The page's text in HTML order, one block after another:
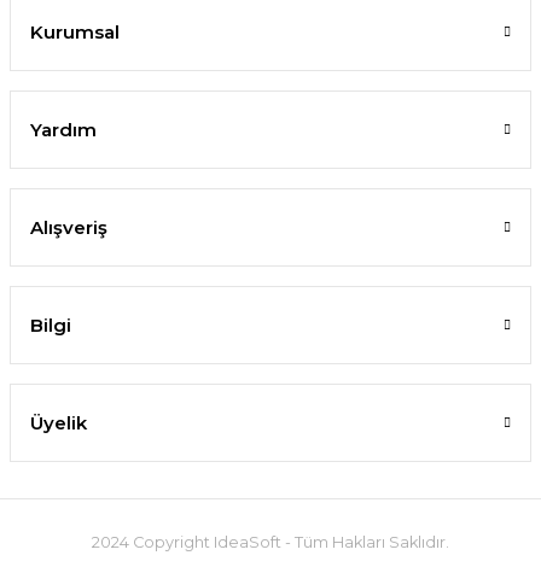
Kurumsal
Yardım
Alışveriş
Bilgi
Üyelik
2024 Copyright IdeaSoft - Tüm Hakları Saklıdır.